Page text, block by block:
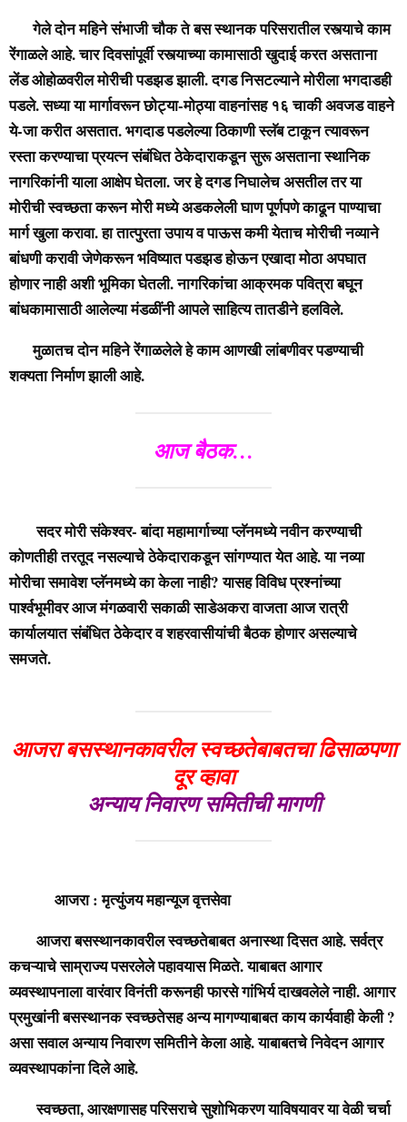
गेले दोन महिने संभाजी चौक ते बस स्थानक परिसरातील रस्त्याचे काम
रेंगाळले आहे. चार दिवसांपूर्वी रस्त्याच्या कामासाठी खुदाई करत असताना
लेंड ओहोळवरील मोरीची पडझड झाली. दगड निसटल्याने मोरीला भगदाडही
पडले. सध्या या मार्गावरून छोट्या-मोठ्या वाहनांसह १६ चाकी अवजड वाहने
ये-जा करीत असतात. भगदाड पडलेल्या ठिकाणी स्लॅब टाकून त्यावरून
रस्ता करण्याचा प्रयत्न संबंधित ठेकेदाराकडून सुरू असताना स्थानिक
नागरिकांनी याला आक्षेप घेतला. जर हे दगड निघालेच असतील तर या
मोरीची स्वच्छता करून मोरी मध्ये अडकलेली घाण पूर्णपणे काढून पाण्याचा
मार्ग खुला करावा. हा तात्पुरता उपाय व पाऊस कमी येताच मोरीची नव्याने
बांधणी करावी जेणेकरून भविष्यात पडझड होऊन एखादा मोठा अपघात
होणार नाही अशी भूमिका घेतली. नागरिकांचा आक्रमक पवित्रा बघून
बांधकामासाठी आलेल्या मंडळींनी आपले साहित्य तातडीने हलविले.
मुळातच दोन महिने रेंगाळलेले हे काम आणखी लांबणीवर पडण्याची
शक्यता निर्माण झाली आहे.
आज बैठक…
सदर मोरी संकेश्वर- बांदा महामार्गाच्या प्लॅनमध्ये नवीन करण्याची
कोणतीही तरतूद नसल्याचे ठेकेदाराकडून सांगण्यात येत आहे. या नव्या
मोरीचा समावेश प्लॅनमध्ये का केला नाही? यासह विविध प्रश्नांच्या
पार्श्वभूमीवर आज मंगळवारी सकाळी साडेअकरा वाजता आज रात्री
कार्यालयात संबंधित ठेकेदार व शहरवासीयांची बैठक होणार असल्याचे
समजते.
आजरा बसस्थानकावरील स्वच्छतेबाबतचा ढिसाळपणा
दूर व्हावा
अन्याय निवारण समितीची मागणी
आजरा : मृत्युंजय महान्यूज वृत्तसेवा
आजरा बसस्थानकावरील स्वच्छतेबाबत अनास्था दिसत आहे. सर्वत्र
कचऱ्याचे साम्राज्य पसरलेले पहावयास मिळते. याबाबत आगार
व्यवस्थापनाला वारंवार विनंती करूनही फारसे गांभिर्य दाखवलेले नाही. आगार
प्रमुखांनी बसस्थानक स्वच्छतेसह अन्य मागण्याबाबत काय कार्यवाही केली ?
असा सवाल अन्याय निवारण समितीने केला आहे. याबाबतचे निवेदन आगार
व्यवस्थापकांना दिले आहे.
स्वच्छता, आरक्षणासह परिसराचे सुशोभिकरण याविषयावर या वेळी चर्चा